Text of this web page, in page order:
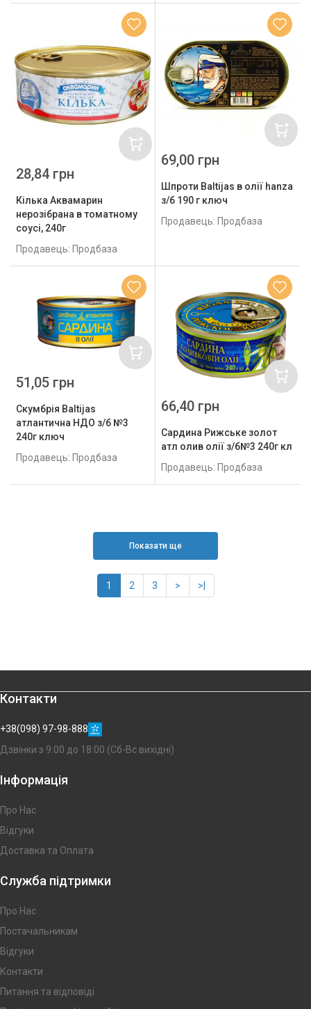
Кілька Аквамарин
нерозібрана в томатному
соусі, 240г
Продавець: Продбаза
28,84 грн
Шпроти Baltijas в олії hanza
з/б 190 г ключ
Продавець: Продбаза
69,00 грн
Скумбрія Baltijas
атлантична НДО з/б №3
240г ключ
Продавець: Продбаза
51,05 грн
Сардина Рижське золот
атл олив олії з/б№3 240г кл
Продавець: Продбаза
66,40 грн
Показати ще
1 2 3 > >|
Контакти
+38(098) 97-98-888
Дзвінки з 9:00 до 18:00 (Сб-Вс вихідні)
Інформація
Про Нас
Відгуки
Доставка та Оплата
Служба підтримки
Про Нас
Постачальникам
Відгуки
Контакти
Питання та відповіді